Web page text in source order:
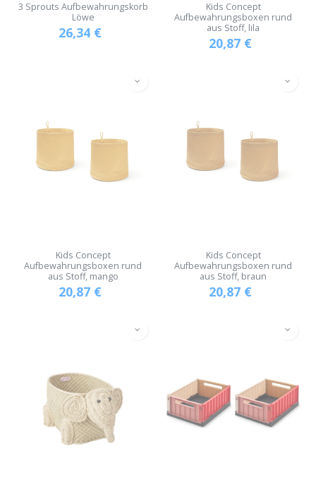
3 Sprouts Aufbewahrungskorb
Löwe
26,34 €
Kids Concept
Aufbewahrungsboxen rund
aus Stoff, lila
20,87 €
Kids Concept
Aufbewahrungsboxen rund
aus Stoff, mango
20,87 €
Kids Concept
Aufbewahrungsboxen rund
aus Stoff, braun
20,87 €